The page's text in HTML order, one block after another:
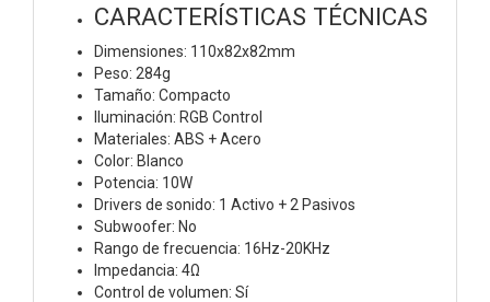
CARACTERÍSTICAS TÉCNICAS
Dimensiones: 110x82x82mm
Peso: 284g
Tamaño: Compacto
Iluminación: RGB Control
Materiales: ABS + Acero
Color: Blanco
Potencia: 10W
Drivers de sonido: 1 Activo + 2 Pasivos
Subwoofer: No
Rango de frecuencia: 16Hz-20KHz
Impedancia: 4Ω
Control de volumen: Sí